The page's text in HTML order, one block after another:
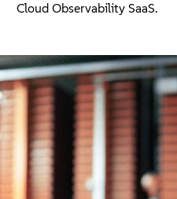
Comunidades
Acerca de
Contacto
Descargas gratuitas
Cloud Observability SaaS.